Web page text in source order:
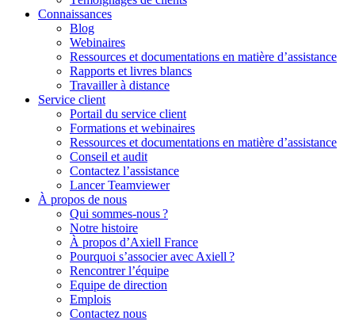
Connaissances
Blog
Webinaires
Ressources et documentations en matière d’assistance
Rapports et livres blancs
Travailler à distance
Service client
Portail du service client
Formations et webinaires
Ressources et documentations en matière d’assistance
Conseil et audit
Contactez l’assistance
Lancer Teamviewer
À propos de nous
Qui sommes-nous ?
Notre histoire
À propos d’Axiell France
Pourquoi s’associer avec Axiell ?
Rencontrer l’équipe
Equipe de direction
Emplois
Contactez nous